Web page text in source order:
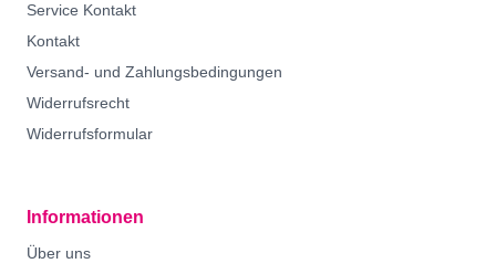
Service Kontakt
Kontakt
Versand- und Zahlungsbedingungen
Widerrufsrecht
Widerrufsformular
Informationen
Über uns